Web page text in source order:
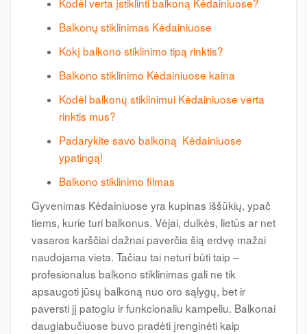
Kodėl verta įstiklinti balkoną Kėdainiuose?
Balkonų stiklinimas Kėdainiuose
Kokį balkono stiklinimo tipą rinktis?
Balkono stiklinimo Kėdainiuose kaina
Kodėl balkonų stiklinimui Kėdainiuose verta
rinktis mus?
Padarykite savo balkoną Kėdainiuose
ypatingą!
Balkono stiklinimo filmas
Gyvenimas Kėdainiuose yra kupinas iššūkių, ypač
tiems, kurie turi balkonus. Vėjai, dulkės, lietūs ar net
vasaros karščiai dažnai paverčia šią erdvę mažai
naudojama vieta. Tačiau tai neturi būti taip –
profesionalus balkono stiklinimas gali ne tik
apsaugoti jūsų balkoną nuo oro sąlygų, bet ir
paversti jį patogiu ir funkcionaliu kampeliu. Balkonai
daugiabučiuose buvo pradėti įrenginėti kaip